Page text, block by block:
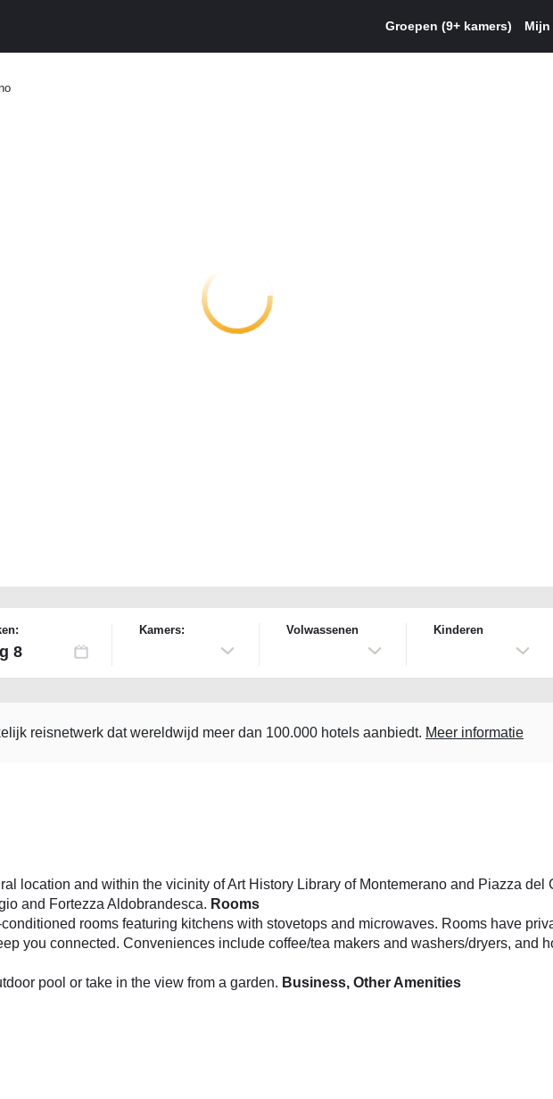
Groepen (9+ kamers)
Kamers: Volwassenen Kinderen
reisnetwerk dat wereldwijd meer dan 100.000 hotels aanbiedt. Meer informatie
location and within the vicinity of Art History Library of Montemerano and Piazza del
and Fortezza Aldobrandesca. Rooms
rooms featuring kitchens with stovetops and microwaves. Rooms have
you connected. Conveniences include coffee/tea makers and washers/dryers, and
pool or take in the view from a garden. Business, Other Amenities